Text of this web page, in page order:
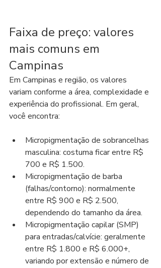
Faixa de preço: valores
mais comuns em
Campinas
Em Campinas e região, os valores
variam conforme a área, complexidade e
experiência do profissional. Em geral,
você encontra:
Micropigmentação de sobrancelhas
masculina: costuma ficar entre R$
700 e R$ 1.500.
Micropigmentação de barba
(falhas/contorno): normalmente
entre R$ 900 e R$ 2.500,
dependendo do tamanho da área.
Micropigmentação capilar (SMP)
para entradas/calvície: geralmente
entre R$ 1.800 e R$ 6.000+,
variando por extensão e número de